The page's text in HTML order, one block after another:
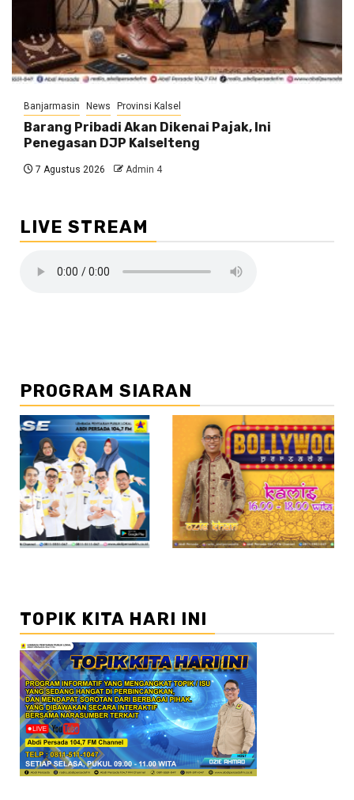
Banjarmasin News Provinsi Kalsel
Barang Pribadi Akan Dikenai Pajak, Ini
Penegasan DJP Kalselteng
7 Agustus 2026 Admin 4
LIVE STREAM
PROGRAM SIARAN
//2 //3
TOPIK KITA HARI INI